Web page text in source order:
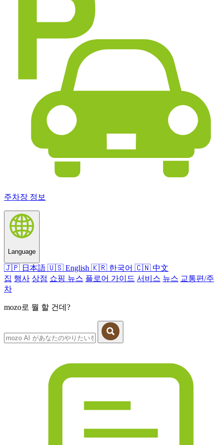
주차장 정보
Language
🇯🇵 日本語 🇺🇸 English 🇰🇷 한국어 🇨🇳 中文
집 행사 상점 쇼핑 뉴스 플로어 가이드 서비스 뉴스 교통편/주
차
mozo로 뭘 할 건데?